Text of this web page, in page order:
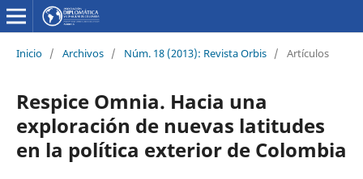
Inicio / Archivos / Núm. 18 (2013): Revista Orbis / Artículos
Respice Omnia. Hacia una
exploración de nuevas latitudes
en la política exterior de Colombia